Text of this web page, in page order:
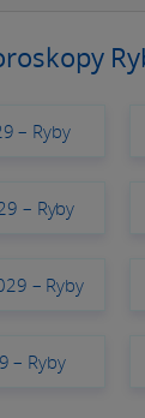
– Ryby
– Ryby
– Ryby
– Ryby